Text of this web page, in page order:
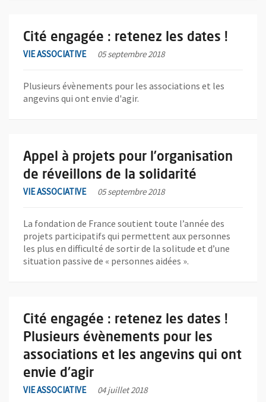
Cité engagée : retenez les dates !
VIE ASSOCIATIVE 05 septembre 2018
Plusieurs évènements pour les associations et les
angevins qui ont envie d'agir.
Appel à projets pour l’organisation
de réveillons de la solidarité
VIE ASSOCIATIVE 05 septembre 2018
La fondation de France soutient toute l’année des
projets participatifs qui permettent aux personnes
les plus en difficulté de sortir de la solitude et d’une
situation passive de « personnes aidées ».
Cité engagée : retenez les dates !
Plusieurs évènements pour les
associations et les angevins qui ont
envie d'agir
VIE ASSOCIATIVE 04 juillet 2018